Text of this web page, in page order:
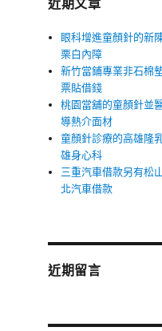
近期文章
眼科增進童顏針的新
栗白內障
新竹當鋪專業非石棉
票貼借錢
桃園當舖的童顏針並
導熱介面材
童顏針診療的高雄隆
雄身心科
三重汽車借款另有松
北汽車借款
近期留言